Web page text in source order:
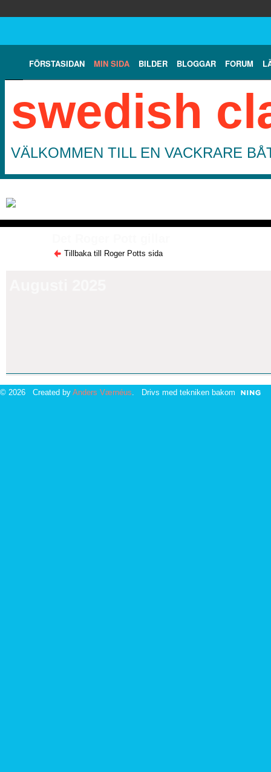
FÖRSTASIDAN MIN SIDA BILDER BLOGGAR FORUM
swedish
VÄLKOMMEN TILL EN VACKRARE
Tillbaka till Roger Potts sida
© 2026 Created by Anders Værnéus . Drivs med tekniken bakom